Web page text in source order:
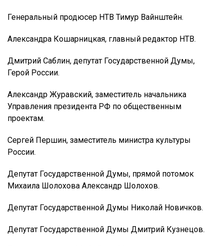
Генеральный продюсер НТВ Тимур Вайнштейн.
Александра Кошарницкая, главный редактор НТВ.
Дмитрий Саблин, депутат Государственной Думы,
Герой России.
Александр Журавский, заместитель начальника
Управления президента РФ по общественным
проектам.
Сергей Першин, заместитель министра культуры
России.
Депутат Государственной Думы, прямой потомок
Михаила Шолохова Александр Шолохов.
Депутат Государственной Думы Николай Новичков.
Депутат Государственной Думы Дмитрий Кузнецов.